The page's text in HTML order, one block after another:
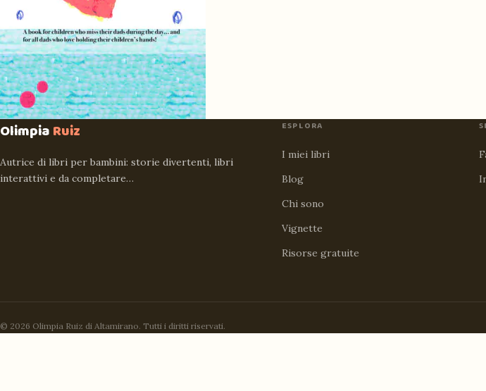
OlimpiaRuiz
Autrice di libri per bambini: storie divertenti, libri
interattivi e da completare…
ESPLORA
I miei libri
Blog
Chi sono
Vignette
Risorse gratuite
© 2026 Olimpia Ruiz di Altamirano. Tutti i diritti riservati.